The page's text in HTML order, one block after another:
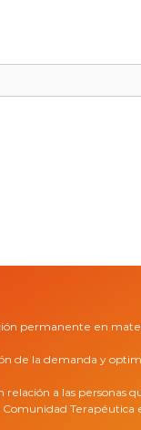
permanente en
de la demanda y
a las personas
Terapéutica